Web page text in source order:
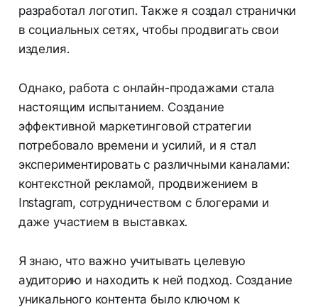
разработал логотип. Также я создал странички
в социальных сетях, чтобы продвигать свои
изделия.
Однако, работа с онлайн-продажами стала
настоящим испытанием. Создание
эффективной маркетинговой стратегии
потребовало времени и усилий, и я стал
экспериментировать с различными каналами:
контекстной рекламой, продвижением в
Instagram, сотрудничеством с блогерами и
даже участием в выставках.
Я знаю, что важно учитывать целевую
аудиторию и находить к ней подход. Создание
уникального контента было ключом к